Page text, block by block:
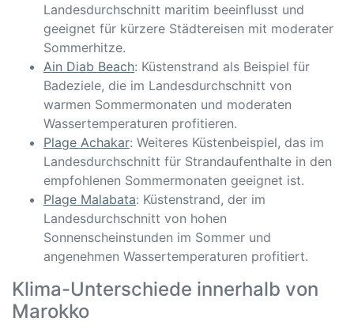
Landesdurchschnitt maritim beeinflusst und
geeignet für kürzere Städtereisen mit moderater
Sommerhitze.
Ain Diab Beach: Küstenstrand als Beispiel für
Badeziele, die im Landesdurchschnitt von
warmen Sommermonaten und moderaten
Wassertemperaturen profitieren.
Plage Achakar: Weiteres Küstenbeispiel, das im
Landesdurchschnitt für Strandaufenthalte in den
empfohlenen Sommermonaten geeignet ist.
Plage Malabata: Küstenstrand, der im
Landesdurchschnitt von hohen
Sonnenscheinstunden im Sommer und
angenehmen Wassertemperaturen profitiert.
Klima-Unterschiede innerhalb von
Marokko